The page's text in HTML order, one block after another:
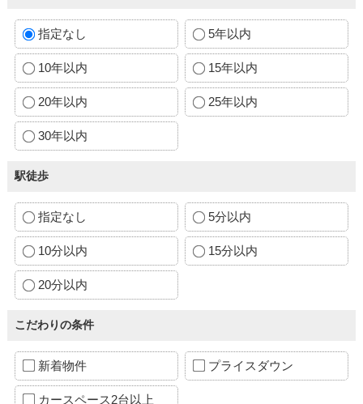
指定なし 5年以内
10年以内 15年以内
20年以内 25年以内
30年以内
駅徒歩
指定なし 5分以内
10分以内 15分以内
20分以内
こだわりの条件
新着物件 プライスダウン
カースペース2台以上